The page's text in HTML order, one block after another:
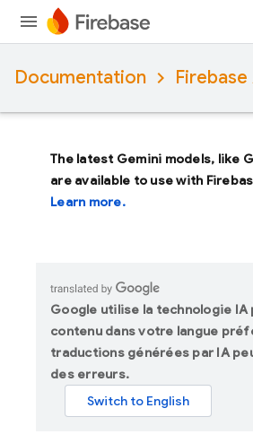
Documentation
The latest Gemini models, like
are available to use with
Learn more.
Google utilise la technologie
contenu dans votre langue
traductions générées par IA
des erreurs.